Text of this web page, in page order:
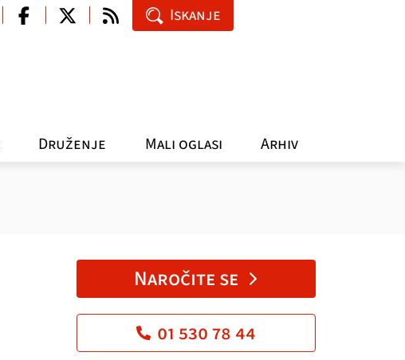
Druženje Mali oglasi Arhiv
Iskanje
Naročite se
01 530 78 44